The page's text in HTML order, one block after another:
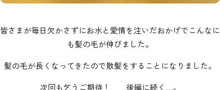
皆さまが毎日欠かさずにお水と愛情を注いだおかげでこんなに
も髪の毛が伸びました。
髪の毛が長くなってきたので散髪をすることになりました。
次回も乞うご期待！ 後編に続く…。